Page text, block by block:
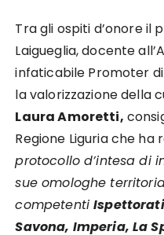
Tra gli ospiti d’onore il
Laigueglia, docente
infaticabile Promoter
la valorizzazione della
Laura Amoretti,
Regione Liguria che
protocollo d’intesa di
sue omologhe
competenti
Savona, Imperia, La